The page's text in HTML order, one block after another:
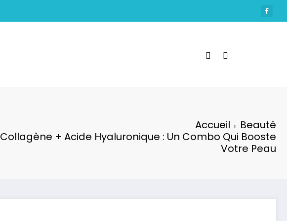
Accueil
Beauté
Collagène + Acide Hyaluronique : Un Combo Qui Booste
Votre Peau